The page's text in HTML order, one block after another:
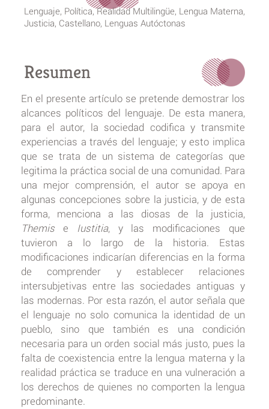
Lenguaje, Política, Realidad Multilingüe, Lengua Materna,
Justicia, Castellano, Lenguas Autóctonas
Resumen
En el presente artículo se pretende demostrar los
alcances políticos del lenguaje. De esta manera,
para el autor, la sociedad codifica y transmite
experiencias a través del lenguaje; y esto implica
que se trata de un sistema de categorías que
legitima la práctica social de una comunidad. Para
una mejor comprensión, el autor se apoya en
algunas concepciones sobre la justicia, y de esta
forma, menciona a las diosas de la justicia,
Themise Iustitia, y las modificaciones que
tuvieron a lo largo de la historia. Estas
modificaciones indicarían diferencias en la forma
de comprender y establecer relaciones
intersubjetivas entre las sociedades antiguas y
las modernas. Por esta razón, el autor señala que
el lenguaje no solo comunica la identidad de un
pueblo, sino que también es una condición
necesaria para un orden social más justo, pues la
falta de coexistencia entre la lengua materna y la
realidad práctica se traduce en una vulneración a
los derechos de quienes no comporten la lengua
predominante.